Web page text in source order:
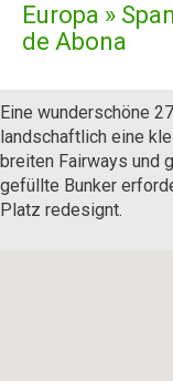
Europa »
de Abona
Eine wunderschöne
landschaftlich eine
breiten Fairways und
gefüllte Bunker
Platz redesignt.